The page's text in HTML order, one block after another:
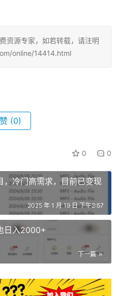
资源专家，如若转载，请注明
online/14414.html
赞 (0)
0 0
，冷门高需求，目前已变现
2025 年 1 月 19 日 下午2:57
日入2000+
下一篇